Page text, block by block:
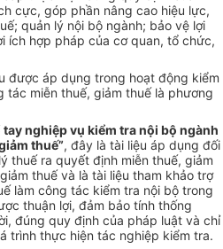
cực, góp phần nâng cao hiệu lực,
quản lý nội bộ ngành; bảo vệ lợi
ích hợp pháp của cơ quan, tổ chức,
được áp dụng trong hoạt động kiểm
tác miễn thuế, giảm thuế là phương
tay nghiệp vụ kiểm tra nội bộ ngành
thuế”, đây là tài liệu áp dụng đối
thuế ra quyết định miễn thuế, giảm
thuế và là tài liệu tham khảo trợ
làm công tác kiểm tra nội bộ trong
thuận lợi, đảm bảo tính thống
đúng quy định của pháp luật và chỉ
trình thực hiện tác nghiệp kiểm tra.